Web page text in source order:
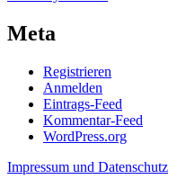
Meta
Registrieren
Anmelden
Eintrags-Feed
Kommentar-Feed
WordPress.org
Impressum und Datenschutz